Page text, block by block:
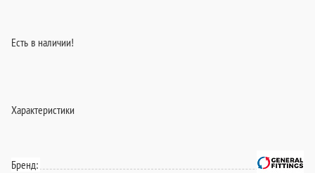
Есть в наличии!
Характеристики
Бренд: